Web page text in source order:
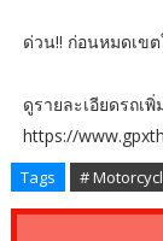
ด่วน!! ก่อนหมดเข
ดูรายละเอียดรถเพิ่
https://
Tags #